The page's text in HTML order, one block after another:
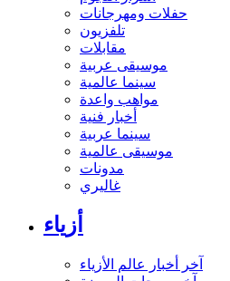
حفلات ومهرجانات
تلفزيون
مقابلات
موسيقى عربية
سينما عالمية
مواهب واعدة
أخبار فنية
سينما عربية
موسيقى عالمية
مدونات
غاليري
أزياء
آخر أخبار عالم الأزياء